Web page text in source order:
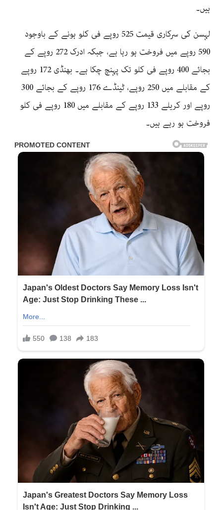
ہیں۔
لہسن کی سرکاری قیمت 525 روپے فی کلو ہونے کے باوجود
590 روپے میں فروخت ہو رہا ہے، جبکہ ادرک 272 روپے کے
بجائے 400 روپے فی کلو تک پہنچ چکا ہے۔ بھنڈی 172 روپے
کے مقابلے میں 250 روپے، ٹینڈے 176 روپے کے بجائے 300
روپے اور کریلے 133 روپے کے مقابلے میں 180 روپے فی کلو
فروخت ہو رہے ہیں۔